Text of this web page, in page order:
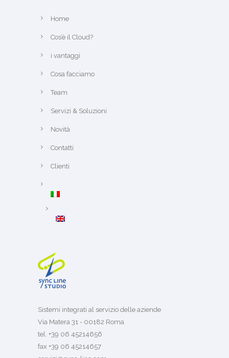
Home
Cos’è il Cloud?
i vantaggi
Cosa facciamo
Team
Servizi & Soluzioni
Novità
Contatti
Clienti
Sistemi integrati al servizio delle aziende
Via Matera 31 - 00182 Roma
tel. +39 06 45214656
fax +39 06 45214657